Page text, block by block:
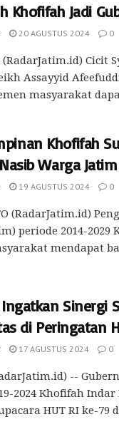
Khofifah Jadi
20 AGUSTUS 2024 0
(RadarJatim.id) Cicit
Assayyid
masyarakat
Khofifah
Warga Jatim
19 AGUSTUS 2024 0
(RadarJatim.id)
periode 2014-2029
mendapat
Sinergi
di Peringatan
17 AGUSTUS 2024 0
--
2024 Khofifah
HUT RI ke-79